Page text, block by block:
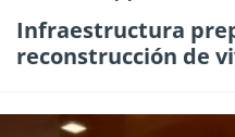
Infraestructura
reconstrucción de